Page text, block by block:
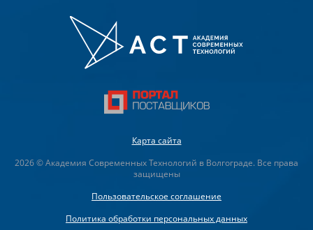
Карта сайта
2026 © Академия Современных Технологий в Волгограде. Все права
защищены
Пользовательское соглашение
Политика обработки персональных данных